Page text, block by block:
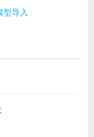
型导入